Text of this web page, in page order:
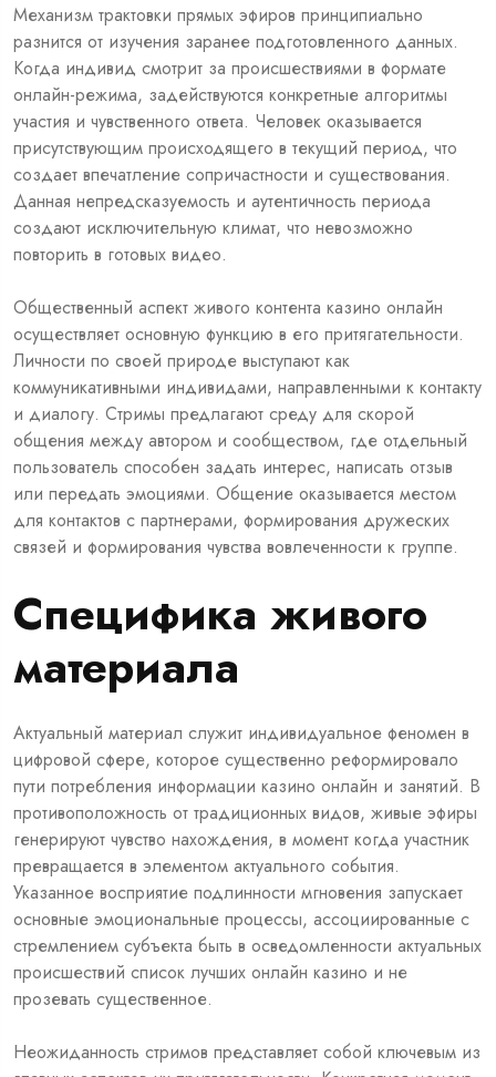
Механизм трактовки прямых эфиров принципиально
разнится от изучения заранее подготовленного данных.
Когда индивид смотрит за происшествиями в формате
онлайн-режима, задействуются конкретные алгоритмы
участия и чувственного ответа. Человек оказывается
присутствующим происходящего в текущий период, что
создает впечатление сопричастности и существования.
Данная непредсказуемость и аутентичность периода
создают исключительную климат, что невозможно
повторить в готовых видео.
Общественный аспект живого контента казино онлайн
осуществляет основную функцию в его притягательности.
Личности по своей природе выступают как
коммуникативными индивидами, направленными к контакту
и диалогу. Стримы предлагают среду для скорой
общения между автором и сообществом, где отдельный
пользователь способен задать интерес, написать отзыв
или передать эмоциями. Общение оказывается местом
для контактов с партнерами, формирования дружеских
связей и формирования чувства вовлеченности к группе.
Специфика живого
материала
Актуальный материал служит индивидуальное феномен в
цифровой сфере, которое существенно реформировало
пути потребления информации казино онлайн и занятий. В
противоположность от традиционных видов, живые эфиры
генерируют чувство нахождения, в момент когда участник
превращается в элементом актуального события.
Указанное восприятие подлинности мгновения запускает
основные эмоциональные процессы, ассоциированные с
стремлением субъекта быть в осведомленности актуальных
происшествий список лучших онлайн казино и не
прозевать существенное.
Неожиданность стримов представляет собой ключевым из